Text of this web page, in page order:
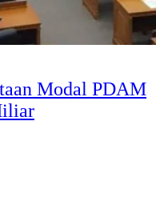
Modal PDAM